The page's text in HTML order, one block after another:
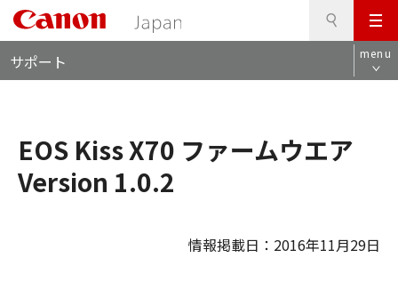
メ
ニ
ュ
サポート menu
EOS Kiss X70 ファームウエア
Version 1.0.2
情報掲載日：2016年11月29日